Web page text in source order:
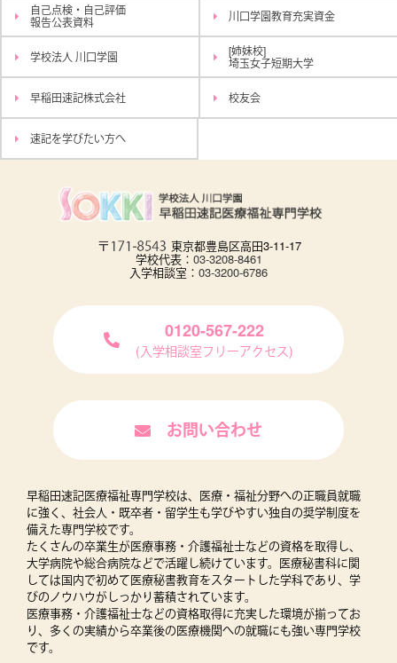
自己点検・自己評価
報告公表資料
川口学園教育充実資金
学校法人 川口学園
[姉妹校]
埼玉女子短期大学
早稲田速記株式会社 校友会
速記を学びたい方へ
東京都豊島区高田3-11-17
学校代表： 03-3208-8461
入学相談室： 03-3200-6786
0120-567-222
(入学相談室フリーアクセス)
お問い合わせ
早稲田速記医療福祉専門学校は、医療・福祉分野への正職員就職
に強く、社会人・既卒者・留学生も学びやすい独自の奨学制度を
備えた専門学校です。
たくさんの卒業生が医療事務・介護福祉士などの資格を取得し、
大学病院や総合病院などで活躍し続けています。医療秘書科に関
しては国内で初めて医療秘書教育をスタートした学科であり、学
びのノウハウがしっかり蓄積されています。
医療事務・介護福祉士などの資格取得に充実した環境が揃ってお
り、多くの実績から卒業後の医療機関への就職にも強い専門学校
です。